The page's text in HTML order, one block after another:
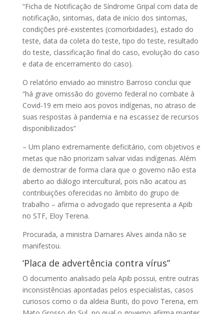
“Ficha de Notificação de Síndrome Gripal com data de
notificação, sintomas, data de início dos sintomas,
condições pré-existentes (comorbidades), estado do
teste, data da coleta do teste, tipo do teste, resultado
do teste, classificação final do caso, evolução do caso
e data de encerramento do caso).
O relatório enviado ao ministro Barroso conclui que
“há grave omissão do governo federal no combate à
Covid-19 em meio aos povos indígenas, no atraso de
suas respostas à pandemia e na escassez de recursos
disponibilizados”
– Um plano extremamente deficitário, com objetivos e
metas que não priorizam salvar vidas indígenas. Além
de demostrar de forma clara que o governo não esta
aberto ao diálogo intercultural, pois não acatou as
contribuições oferecidas no âmbito do grupo de
trabalho – afirma o advogado que representa a Apib
no STF, Eloy Terena.
Procurada, a ministra Damares Alves ainda não se
manifestou.
‘Placa de advertência contra vírus”
O documento analisado pela Apib possui, entre outras
inconsistências apontadas pelos especialistas, casos
curiosos como o da aldeia Buriti, do povo Terena, em